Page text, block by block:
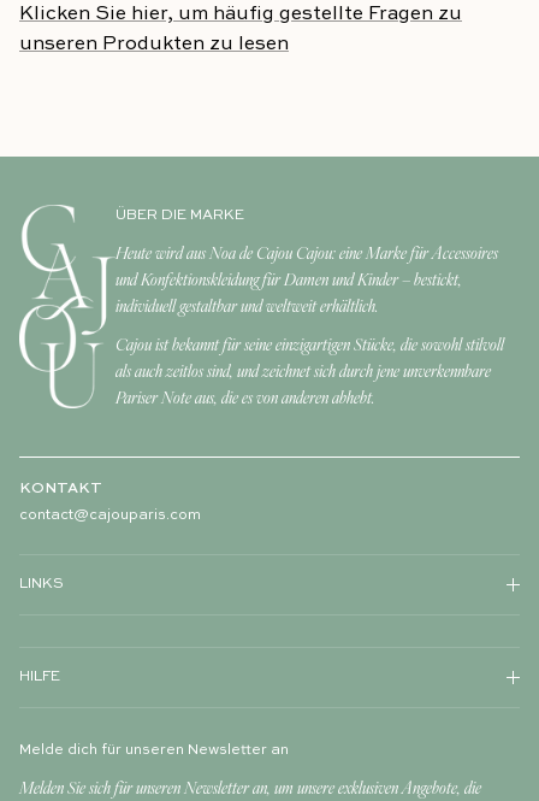
Klicken Sie hier, um häufig gestellte Fragen zu
unseren Produkten zu lesen
ÜBER DIE MARKE
Heute wird aus Noa de Cajou Cajou: eine Marke für Accessoires
und Konfektionskleidung für Damen und Kinder – bestickt,
individuell gestaltbar und weltweit erhältlich.
Cajou ist bekannt für seine einzigartigen Stücke, die sowohl stilvoll
als auch zeitlos sind, und zeichnet sich durch jene unverkennbare
Pariser Note aus, die es von anderen abhebt.
KONTAKT
contact@cajouparis.com
LINKS
HILFE
Melde dich für unseren Newsletter an
Melden Sie sich für unseren Newsletter an, um unsere exklusiven Angebote, die